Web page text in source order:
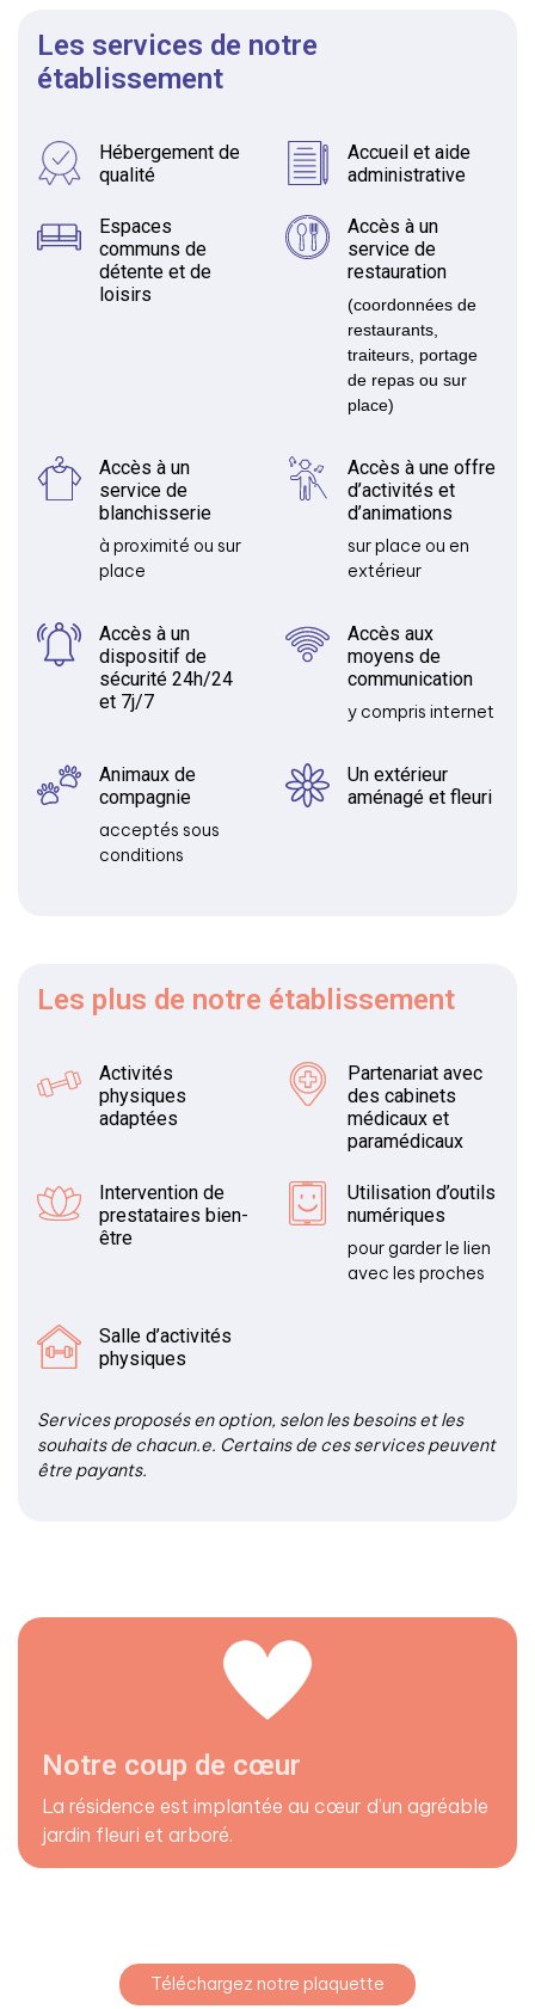
Les services de notre
établissement
Hébergement de
qualité
Accueil et aide
administrative
Espaces
communs de
détente et de
loisirs
Accès à un
service de
restauration
(coordonnées de
restaurants,
traiteurs, portage
de repas ou sur
place)
Accès à un
service de
blanchisserie
à proximité ou sur
place
Accès à une offre
d’activités et
d’animations
sur place ou en
extérieur
Accès à un
dispositif de
sécurité 24h/24
et 7j/7
Accès aux
moyens de
communication
y compris internet
Animaux de
compagnie
acceptés sous
conditions
Un extérieur
aménagé et fleuri
Les plus de notre établissement
Activités
physiques
adaptées
Partenariat avec
des cabinets
médicaux et
paramédicaux
Intervention de
prestataires bien-
être
Utilisation d’outils
numériques
pour garder le lien
avec les proches
Salle d’activités
physiques
Services proposés en option, selon les besoins et les
souhaits de chacun.e. Certains de ces services peuvent
être payants.
Notre coup de cœur
La résidence est implantée au cœur d’un agréable
jardin fleuri et arboré.
Téléchargez notre plaquette